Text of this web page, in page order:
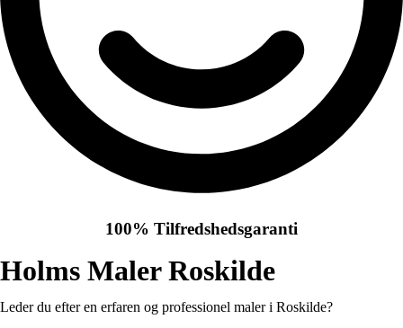
100% Tilfredshedsgaranti
Holms Maler Roskilde
Leder du efter en erfaren og professionel maler i Roskilde?